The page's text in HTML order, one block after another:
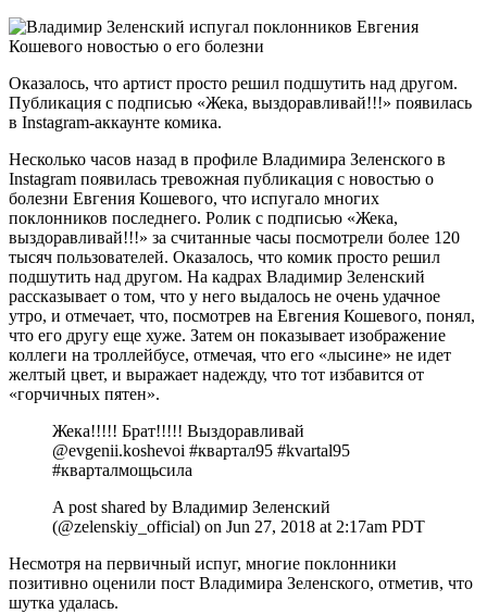
Оказалось, что артист просто решил подшутить над другом.
Публикация с подписью «Жека, выздоравливай!!!» появилась
в Instagram-аккаунте комика.
Несколько часов назад в профиле Владимира Зеленского в
Instagram появилась тревожная публикация с новостью о
болезни Евгения Кошевого, что испугало многих
поклонников последнего. Ролик с подписью «Жека,
выздоравливай!!!» за считанные часы посмотрели более 120
тысяч пользователей. Оказалось, что комик просто решил
подшутить над другом. На кадрах Владимир Зеленский
рассказывает о том, что у него выдалось не очень удачное
утро, и отмечает, что, посмотрев на Евгения Кошевого, понял,
что его другу еще хуже. Затем он показывает изображение
коллеги на троллейбусе, отмечая, что его «лысине» не идет
желтый цвет, и выражает надежду, что тот избавится от
«горчичных пятен».
Жека!!!!! Брат!!!!! Выздоравливай
@evgenii.koshevoi #квартал95 #kvartal95
#кварталмощьсила
A post shared by Владимир Зеленский
(@zelenskiy_official) on Jun 27, 2018 at 2:17am PDT
Несмотря на первичный испуг, многие поклонники
позитивно оценили пост Владимира Зеленского, отметив, что
шутка удалась.